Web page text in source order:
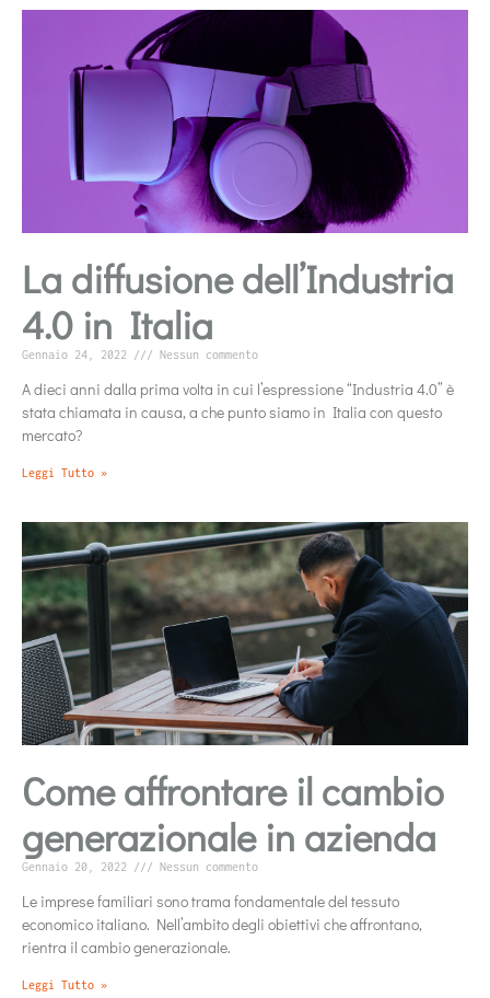
La diffusione dell’Industria
4.0 in Italia
Gennaio 24, 2022 Nessun commento
A dieci anni dalla prima volta in cui l’espressione “Industria 4.0” è
stata chiamata in causa, a che punto siamo in Italia con questo
mercato?
Leggi Tutto »
Come affrontare il cambio
generazionale in azienda
Gennaio 20, 2022 Nessun commento
Le imprese familiari sono trama fondamentale del tessuto
economico italiano. Nell’ambito degli obiettivi che affrontano,
rientra il cambio generazionale.
Leggi Tutto »